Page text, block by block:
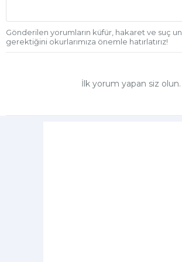
Gönderilen yorumların küfür, hakaret ve suç
gerektiğini okurlarımıza önemle hatırlatırız!
İlk yorum yapan siz olun.